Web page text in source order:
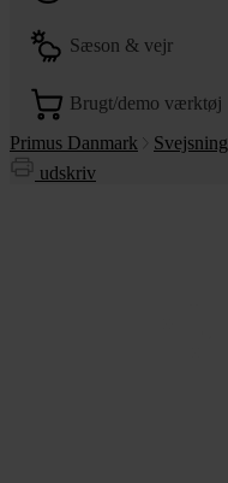
sæson & vejr
brugt/demo værktøj
Primus Danmark
Svejsning
udskriv